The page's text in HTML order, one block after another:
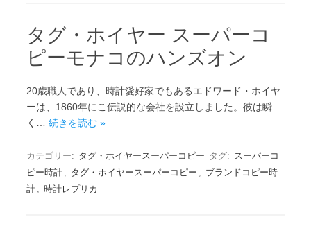
タグ・ホイヤー スーパーコ
ピーモナコのハンズオン
20歳職人であり、時計愛好家でもあるエドワード・ホイヤ
ーは、1860年にこ伝説的な会社を設立しました。彼は瞬
く… 続きを読む »
カテゴリー: タグ・ホイヤースーパーコピー タグ: スーパーコ
ピー時計 , タグ・ホイヤースーパーコピー , ブランドコピー時
計 , 時計レプリカ